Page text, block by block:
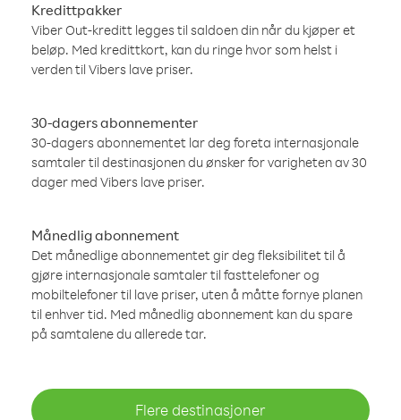
Kredittpakker
Viber Out-kreditt legges til saldoen din når du kjøper et
beløp. Med kredittkort, kan du ringe hvor som helst i
verden til Vibers lave priser.
30-dagers abonnementer
30-dagers abonnementet lar deg foreta internasjonale
samtaler til destinasjonen du ønsker for varigheten av 30
dager med Vibers lave priser.
Månedlig abonnement
Det månedlige abonnementet gir deg fleksibilitet til å
gjøre internasjonale samtaler til fasttelefoner og
mobiltelefoner til lave priser, uten å måtte fornye planen
til enhver tid. Med månedlig abonnement kan du spare
på samtalene du allerede tar.
Flere destinasjoner